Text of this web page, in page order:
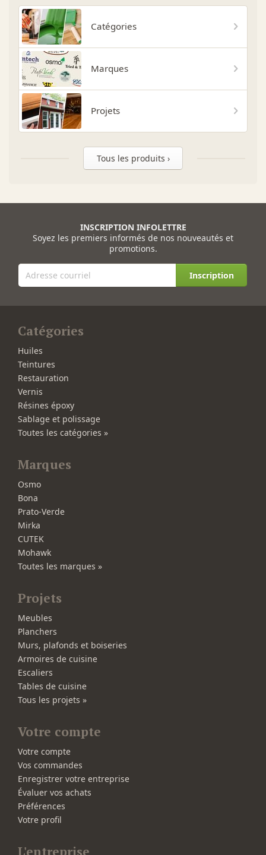
Catégories
Marques
Projets
Tous les produits ›
INSCRIPTION INFOLETTRE
Soyez les premiers informés de nos nouveautés et
promotions.
Inscription
Catégories
Huiles
Teintures
Restauration
Vernis
Résines époxy
Sablage et polissage
Toutes les catégories »
Marques
Osmo
Bona
Prato-Verde
Mirka
CUTEK
Mohawk
Toutes les marques »
Projets
Meubles
Planchers
Murs, plafonds et boiseries
Armoires de cuisine
Escaliers
Tables de cuisine
Tous les projets »
Votre compte
Votre compte
Vos commandes
Enregistrer votre entreprise
Évaluer vos achats
Préférences
Votre profil
L'entreprise